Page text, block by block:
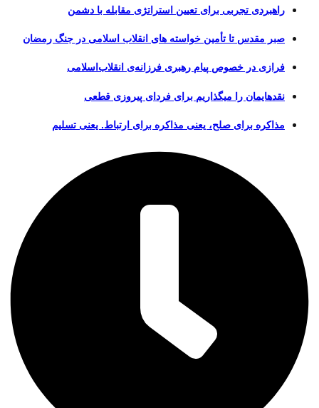
راهبردی تجربی برای تعیین استراتژی مقابله با دشمن
صبر مقدس تا تأمین خواسته های انقلاب اسلامی در جنگ رمضان
فرازی در خصوص پیام رهبری فرزانه‌ی انقلاب‌اسلامی
نقدهایمان را میگذاریم برای فردای پیروزی قطعی
مذاکره برای صلح، یعنی مذاکره برای ارتباط. یعنی تسلیم